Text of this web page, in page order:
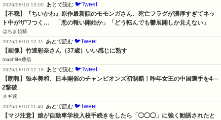
2026/08/10 13:00
あとで読む 🐦Tweet
【不穏】『ちいかわ』原作最新話のモモンガさん、死亡フラグが濃厚すぎてネッ
ト中がザワつく…　「悪の報い開始か」「どう転んでも鬱展開しか見えない」
はちま起稿
2026/08/10 12:11
あとで読む 🐦Tweet
【画像】竹達彩奈さん（37歳）いい感じに熟す
mashlife通信
2026/08/10 12:18
あとで読む 🐦Tweet
【朗報】張本美和、日本開催のチャンピオンズ初制覇！昨年女王の中国選手を4―
2撃破
ネギ速
2026/08/10 11:40
あとで読む 🐦Tweet
【マジ注意】娘が自動車学校入校手続きをしたら「◯◯◯」に強く勧誘されたと